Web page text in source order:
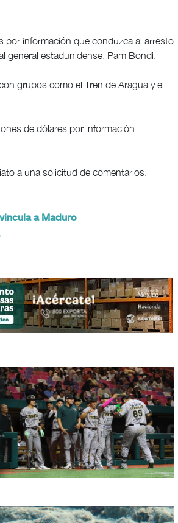
por información que conduzca al arresto
general estadunidense, Pam Bondi.
grupos como el Tren de Aragua y el
de dólares por información
a una solicitud de comentarios.
a Maduro